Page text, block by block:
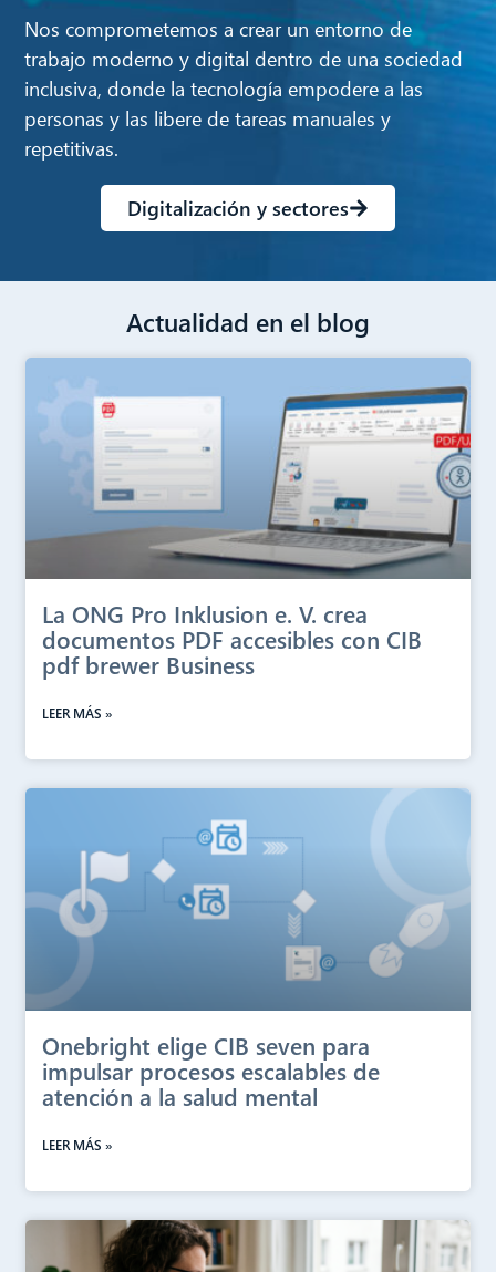
Nos comprometemos a crear un entorno de
trabajo moderno y digital dentro de una sociedad
inclusiva, donde la tecnología empodere a las
personas y las libere de tareas manuales y
repetitivas.
Digitalización y sectores
Actualidad en el blog
La ONG Pro Inklusion e. V. crea
documentos PDF accesibles con CIB
pdf brewer Business
LEER MÁS »
Onebright elige CIB seven para
impulsar procesos escalables de
atención a la salud mental
LEER MÁS »
CIB AI ChatBot
¡Hola! ¿Qué puedo hacer por ti?